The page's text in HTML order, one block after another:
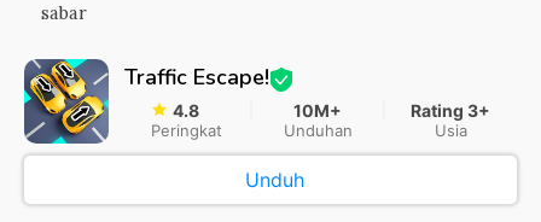
sabar
Traffic Escape!
4.8
Peringkat
10M+
Unduhan
Rating 3+
Usia
Unduh